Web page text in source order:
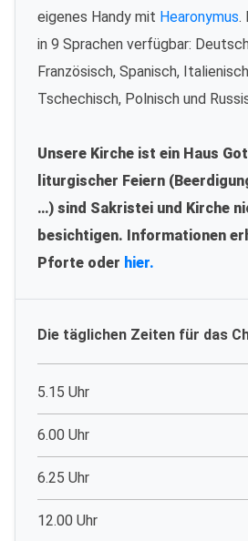
eigenes Handy mit Hearonymus.
in 9 Sprachen verfügbar:
Französisch, Spanisch,
Tschechisch, Polnisch und
Unsere Kirche ist ein Haus
liturgischer Feiern
…) sind Sakristei und Kirche
besichtigen. Informationen
Pforte oder hier.
Die täglichen Zeiten für das
5.15 Uhr
6.00 Uhr
6.25 Uhr
12.00 Uhr